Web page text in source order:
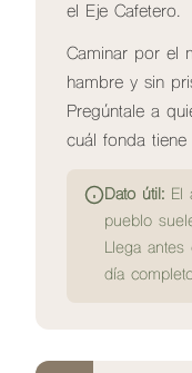
el Eje Cafetero.
Caminar por el
hambre y sin
Pregúntale a
cuál fonda
Dato útil: El
pueblo
Llega
día